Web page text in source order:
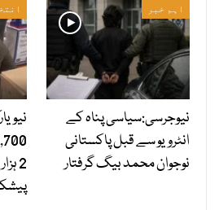
اہم خبر
نیوجرسی:سیاسی پناہ کے
انٹرویو سے قبل پاکستانی
نوجوان محمد بیگ گرفتار
2